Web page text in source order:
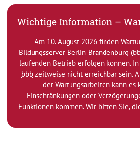
Wichtige Information –
Am 10. August 2026 finden
Bildungsserver Berlin-Brandenburg (
laufenden Betrieb erfolgen können.
bbb zeitweise nicht erreichbar sein.
der Wartungsarbeiten kann es
Einschränkungen oder
Funktionen kommen. Wir bitten Sie,